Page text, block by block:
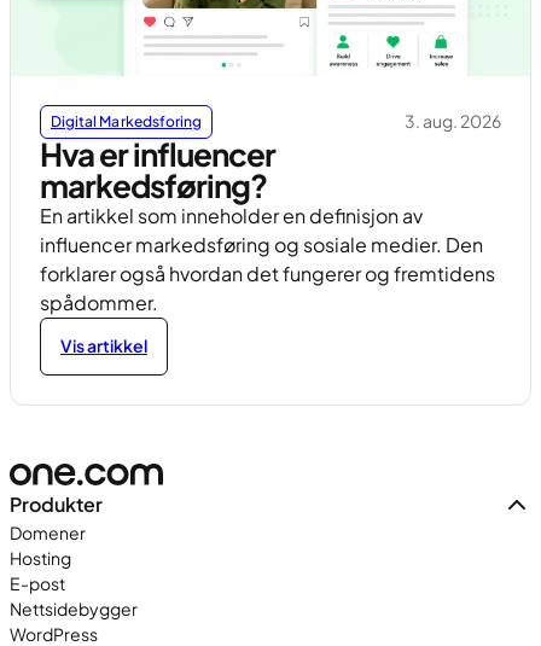
Digital Markedsforing 3. aug. 2026
Hva er influencer
markedsføring?
En artikkel som inneholder en definisjon av
influencer markedsføring og sosiale medier. Den
forklarer også hvordan det fungerer og fremtidens
spådommer.
Vis artikkel
Produkter
Domener
Hosting
E-post
Nettsidebygger
WordPress